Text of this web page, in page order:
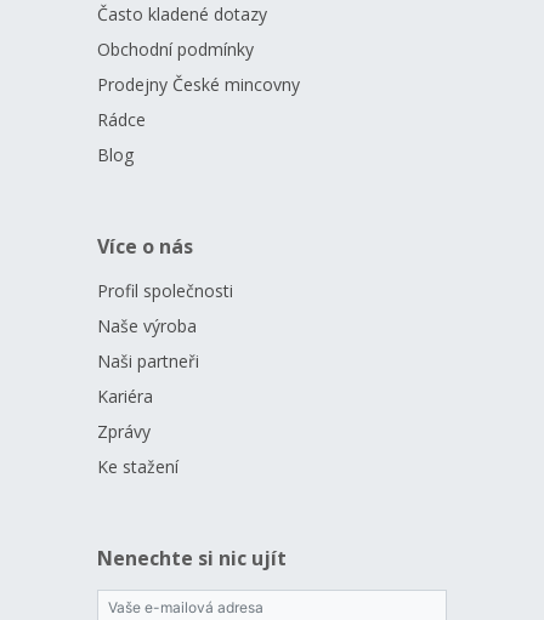
Často kladené dotazy
Obchodní podmínky
Prodejny České mincovny
Rádce
Blog
Více o nás
Profil společnosti
Naše výroba
Naši partneři
Kariéra
Zprávy
Ke stažení
Nenechte si nic ujít